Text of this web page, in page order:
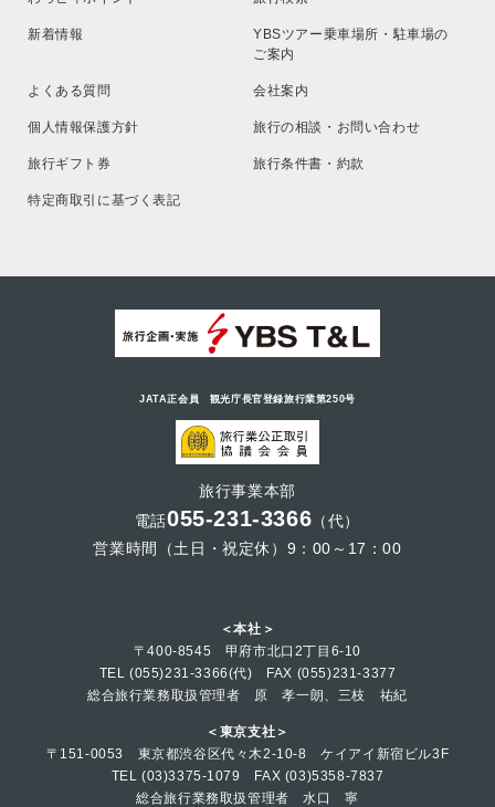
新着情報
YBSツアー乗車場所・駐車場の
ご案内
よくある質問 会社案内
個人情報保護方針 旅行の相談・お問い合わせ
旅行ギフト券 旅行条件書・約款
特定商取引に基づく表記
JATA正会員 観光庁長官登録旅行業第250号
旅行事業本部
電話055-231-3366 （代）
営業時間（土日・祝定休）9：00～17：00
＜本社＞
〒400-8545 甲府市北口2丁目6-10
TEL (055)231-3366(代) FAX (055)231-3377
総合旅行業務取扱管理者 原 孝一朗、三枝 祐紀
＜東京支社＞
〒151-0053 東京都渋谷区代々木2-10-8 ケイアイ新宿ビル3F
TEL (03)3375-1079 FAX (03)5358-7837
総合旅行業務取扱管理者 水口 寧